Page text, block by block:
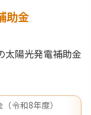
助金
太陽光発電補助金
令和8年度）